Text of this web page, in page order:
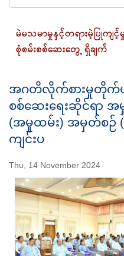
အဂတိလိုက်စားမှုတိုက်ဖ
စစ်ဆေးရေးဆိုင်ရာ အ
(အမှုထမ်း) အမှတ်စဉ် (
ကျင်းပ
Thu, 14 November 2024